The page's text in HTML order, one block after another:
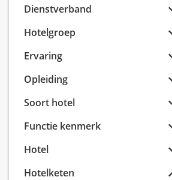
Dienstverband
Hotelgroep
Ervaring
Opleiding
Soort hotel
Functie kenmerk
Hotel
Hotelketen